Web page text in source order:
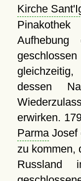
Kirche
dessen
erwirken.
ParmaJosef
zu kommen,
Russland